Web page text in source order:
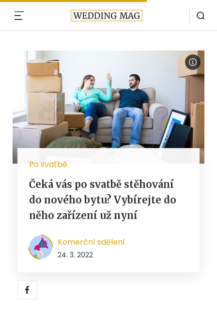
Po svatbě
Čeká vás po svatbě stěhování
do nového bytu? Vybírejte do
něho zařízení už nyní
Komerční sdělení
24. 3. 2022